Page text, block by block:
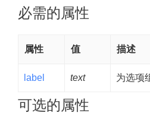
必需的属性
属性 值 描述
label text 为选项
可选的属性